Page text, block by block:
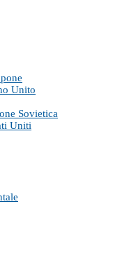
Unito
Sovietica
Uniti